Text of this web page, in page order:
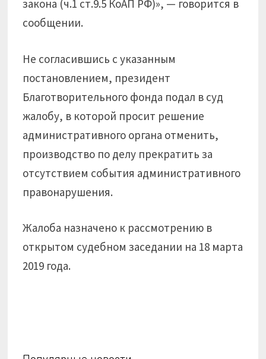
закона (ч.1 ст.9.5 КоАП РФ)», — говорится в
сообщении.
Не согласившись с указанным
постановлением, президент
Благотворительного фонда подал в суд
жалобу, в которой просит решение
административного органа отменить,
производство по делу прекратить за
отсутствием события административного
правонарушения.
Жалоба назначено к рассмотрению в
открытом судебном заседании на 18 марта
2019 года.